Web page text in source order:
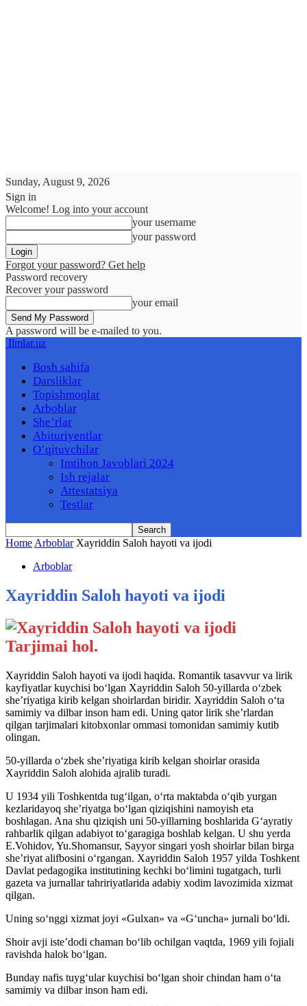
Sunday, August 9, 2026
Sign in
Welcome! Log into your account
your username
your password
Forgot your password? Get help
Password recovery
Recover your password
your email
A password will be e-mailed to you.
Ilmlar.uz
Bosh sahifa
Darsliklar
Topishmoqlar
Arboblar
She’rlar
Abituriyentlar
O’qituvchilar
Imtihon Javoblari 2024
Ish rejalar
Attestatsiya
Testlar
Home Arboblar Xayriddin Saloh hayoti va ijodi
Arboblar
Xayriddin Saloh hayoti va ijodi
Tarjimai hol.
Xayriddin Saloh hayoti va ijodi haqida. Romantik tasavvur va lirik
kayfiyatlar kuychisi bo‘lgan Xayriddin Saloh 50-yillarda o‘zbek
she’riyatiga kirib kelgan shoirlardan biridir. Xayriddin Saloh o‘ta
samimiy va dilbar inson ham edi. Uning qator lirik she’rlardan
qilgan tarjimalari kitobxonlar ommasi tomonidan samimiy kutib
olingan.
50-yillarda o‘zbek she’riyatiga kirib kelgan shoirlar orasida
Xayriddin Saloh alohida ajralib turadi.
U 1934 yili Toshkentda tug‘ilgan, o‘rta maktabda o‘qib yurgan
kezlaridayoq she’riyatga bo‘lgan qiziqishini namoyish eta
boshlagan. Ana shu qiziqish uni 50-yillarning boshlarida G‘ayratiy
rahbarlik qilgan adabiyot to‘garagiga boshlab kelgan. U shu yerda
E.Vohidov, Yu.Shomansur, Sayyor singari yosh shoirlar bilan birga
she’riyat alifbosini o‘rgangan. Xayriddin Saloh 1957 yilda Toshkent
Davlat pedagogika institutining kechki bo‘limini tugatgach, turli
gazeta va jurnallar tahririyatlarida adabiy xodim lavozimida xizmat
qilgan.
Uning so‘nggi xizmat joyi «Gulxan» va «G‘uncha» jurnali bo‘ldi.
Shoir avji iste’dodi chaman bo‘lib ochilgan vaqtda, 1969 yili fojiali
ravishda halok bo‘lgan.
Bunday nafis tuyg‘ular kuychisi bo‘lgan shoir chindan ham o‘ta
samimiy va dilbar inson ham edi.